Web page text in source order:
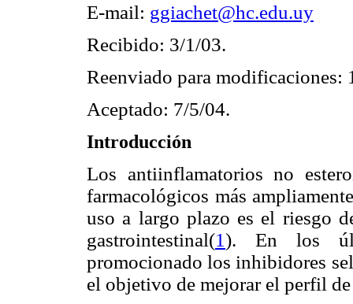
E-mail: ggiachet@hc.edu.uy
Recibido: 3/1/03.
Reenviado para modificaciones:
Aceptado: 7/5/04.
Introducción
Los antiinflamatorios no
farmacológicos más
uso a largo plazo es el riesgo
gastrointestinal(1). En los
promocionado los inhibidores
el objetivo de mejorar el perfil